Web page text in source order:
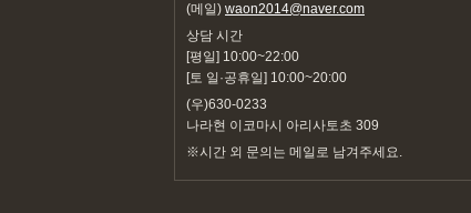
(메일) waon2014@naver.com
상담 시간
[평일] 10:00~22:00
[토 일·공휴일] 10:00~20:00
(우)630-0233
나라현 이코마시 아리사토초 309
※시간 외 문의는 메일로 남겨주세요.